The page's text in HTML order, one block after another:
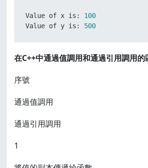
Value of x is: 100
Value of y is: 500
在C++中通過值調用和通過引用調用的
序號
通過值調用
通過引用調用
1